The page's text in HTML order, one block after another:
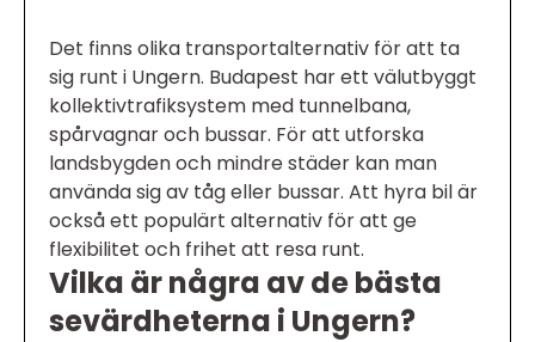
Det finns olika transportalternativ för att ta
sig runt i Ungern. Budapest har ett välutbyggt
kollektivtrafiksystem med tunnelbana,
spårvagnar och bussar. För att utforska
landsbygden och mindre städer kan man
använda sig av tåg eller bussar. Att hyra bil är
också ett populärt alternativ för att ge
flexibilitet och frihet att resa runt.
Vilka är några av de bästa
sevärdheterna i Ungern?